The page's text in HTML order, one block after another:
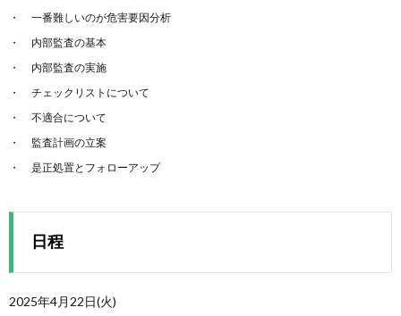
一番難しいのが危害要因分析
内部監査の基本
内部監査の実施
チェックリストについて
不適合について
監査計画の立案
是正処置とフォローアップ
日程
2025年4月22日(火)